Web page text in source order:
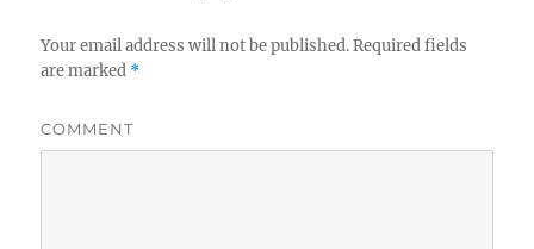
Your email address will not be published.Required fields
are marked *
COMMENT